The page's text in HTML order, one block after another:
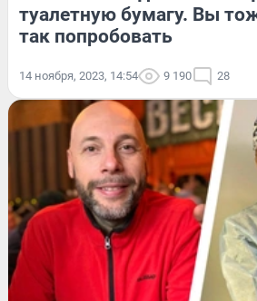
туалетную бумагу. Вы
так попробовать
14 ноября, 2023, 14:54 9 190 28